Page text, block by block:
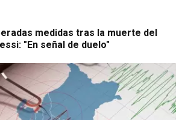
medidas tras la muerte del
"En señal de duelo"